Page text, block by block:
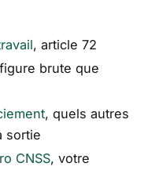
, article 72
brute que
, quels autres
sortie
CNSS, votre